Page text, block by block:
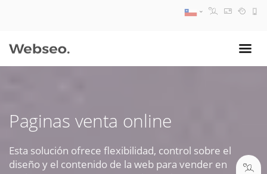
Paginas venta online
Esta solución ofrece flexibilidad, control sobre el
diseño y el contenido de la web para vender en
09:30 AM A 18:30 PM
soporte@webseo.cl